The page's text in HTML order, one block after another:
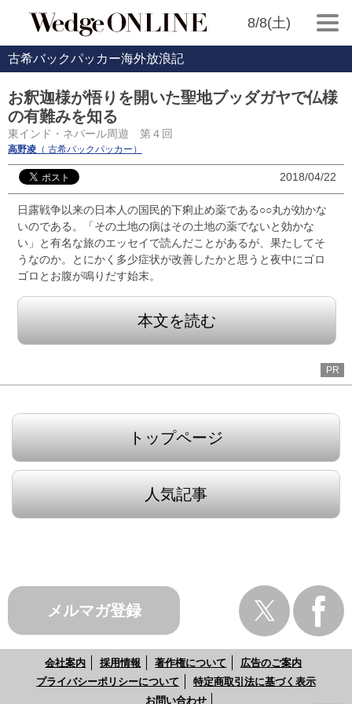
8/8(土)
古希バックパッカー海外放浪記
お釈迦様が悟りを開いた聖地ブッダガヤで仏様
の有難みを知る
東インド・ネパール周遊 第４回
高野凌 （ 古希バックパッカー）
2018/04/22
日露戦争以来の日本人の国民的下痢止め薬である○○丸が効かな
いのである。「その土地の病はその土地の薬でないと効かな
い」と有名な旅のエッセイで読んだことがあるが、果たしてそ
うなのか。とにかく多少症状が改善したかと思うと夜中にゴロ
ゴロとお腹が鳴りだす始末。
本文を読む
PR
トップページ
人気記事
メルマガ登録
会社案内 採用情報 著作権について
広告のご案内
プライバシーポリシーについて
特定商取引法に基づく表示
お問い合わせ